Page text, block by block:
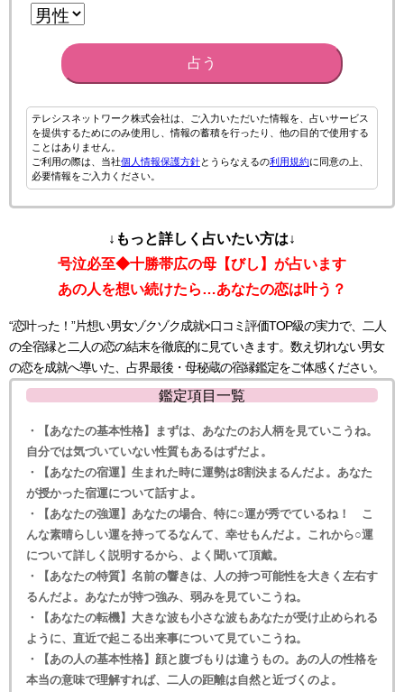
占う
テレシスネットワーク株式会社は、ご入力いただいた情報を、占いサービス
を提供するためにのみ使用し、情報の蓄積を行ったり、他の目的で使用する
ことはありません。
ご利用の際は、当社個人情報保護方針とうらなえるの利用規約に同意の上、
必要情報をご入力ください。
↓もっと詳しく占いたい方は↓
号泣必至◆十勝帯広の母【びし】が占います
あの人を想い続けたら…あなたの恋は叶う？
“恋叶った！”片想い男女ゾクゾク成就×口コミ評価TOP級の実力で、二人
の全宿縁と二人の恋の結末を徹底的に見ていきます。数え切れない男女
の恋を成就へ導いた、占界最後・母秘蔵の宿縁鑑定をご体感ください。
鑑定項目一覧
・【あなたの基本性格】まずは、あなたのお人柄を見ていこうね。
自分では気づいていない性質もあるはずだよ。
・【あなたの宿運】生まれた時に運勢は8割決まるんだよ。あなた
が授かった宿運について話すよ。
・【あなたの強運】あなたの場合、特に○運が秀でているね！ こ
んな素晴らしい運を持ってるなんて、幸せもんだよ。これから○運
について詳しく説明するから、よく聞いて頂戴。
・【あなたの特質】名前の響きは、人の持つ可能性を大きく左右す
るんだよ。あなたが持つ強み、弱みを見ていこうね。
・【あなたの転機】大きな波も小さな波もあなたが受け止められる
ように、直近で起こる出来事について見ていこうね。
・【あの人の基本性格】顔と腹づもりは違うもの。あの人の性格を
本当の意味で理解すれば、二人の距離は自然と近づくのよ。